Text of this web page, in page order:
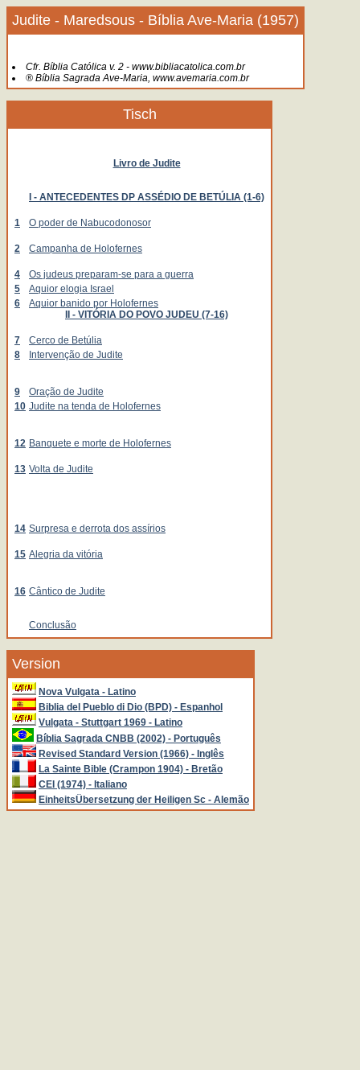
Judite - Maredsous - Bíblia Ave-Maria (1957)
Cfr. Bíblia Católica v. 2 - www.bibliacatolica.com.br
® Bíblia Sagrada Ave-Maria, www.avemaria.com.br
Tisch
Livro de Judite
I - ANTECEDENTES DP ASSÉDIO DE BETÚLIA (1-6)
1 O poder de Nabucodonosor
2 Campanha de Holofernes
4
Os judeus preparam-se para a guerra
5
Aquior elogia Israel
6
Aquior banido por Holofernes
II - VITÓRIA DO POVO JUDEU (7-16)
7
Cerco de Betúlia
8
Intervenção de Judite
9
Oração de Judite
10 Judite na tenda de Holofernes
12 Banquete e morte de Holofernes
13 Volta de Judite
14 Surpresa e derrota dos assírios
15 Alegria da vitória
16 Cântico de Judite
Conclusão
Version
Nova Vulgata - Latino
Biblia del Pueblo di Dio (BPD) - Espanhol
Vulgata - Stuttgart 1969 - Latino
Bíblia Sagrada CNBB (2002) - Português
Revised Standard Version (1966) - Inglês
La Sainte Bible (Crampon 1904) - Bretão
CEI (1974) - Italiano
EinheitsÜbersetzung der Heiligen Sc - Alemão